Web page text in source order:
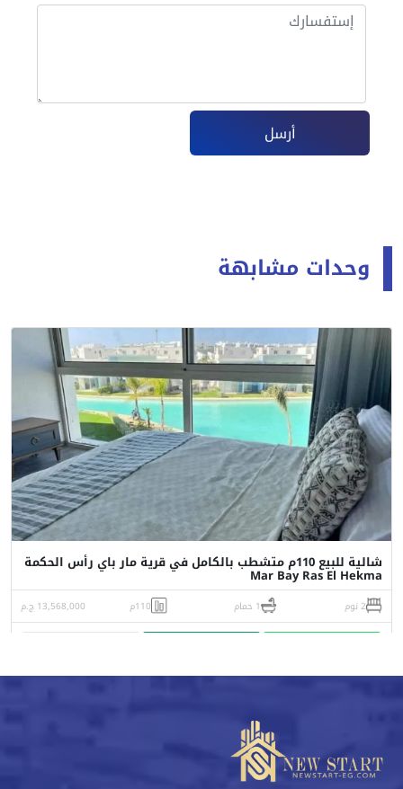
أرسل
وحدات مشابهة
شالية للبيع 110م متشطب بالكامل في قرية مار باي رأس الحكمة
Mar Bay Ras El Hekma
2 نوم 1 حمام 110م 13,568,000 ج.م